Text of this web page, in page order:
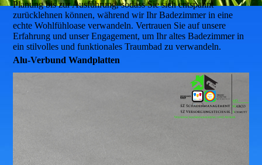
Planung bis zur Ausführung, sodass Sie sich entspannt
zurücklehnen können, während wir Ihr Badezimmer in eine
echte Wohlfühloase verwandeln. Vertrauen Sie auf unsere
Erfahrung und unser Engagement, um Ihr altes Badezimmer in
ein stilvolles und funktionales Traumbad zu verwandeln.
Alu-Verbund Wandplatten